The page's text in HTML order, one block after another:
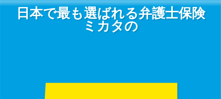
日本で最も選ばれる弁護士保険
ミカタの